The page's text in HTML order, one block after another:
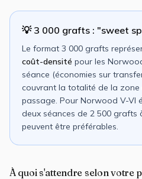
💡 3 000 grafts : "sweet
Le format 3 000 grafts
coût-densité pour les
séance (économies sur
couvrant la totalité de la zone
passage. Pour Norwood V-VI
deux séances de 2 500 grafts
peuvent être préférables.
À quoi s'attendre selon votre